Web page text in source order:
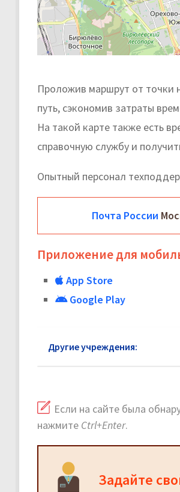
Проложив маршрут от точки
путь, сэкономив затраты
На такой карте также есть
справочную службу и
Опытный персонал
Почта России
Приложение для
App Store
Google Play
Другие учреждения:
Если на сайте была
нажмите Ctrl+Enter.
Задайте